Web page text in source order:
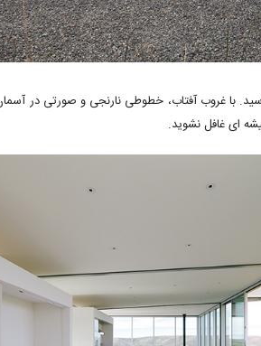
به فرزند و اقوام او رسید. با غروب آفتاب، خطوطی نارنجی و صورتی در
ای غافل نشوید.